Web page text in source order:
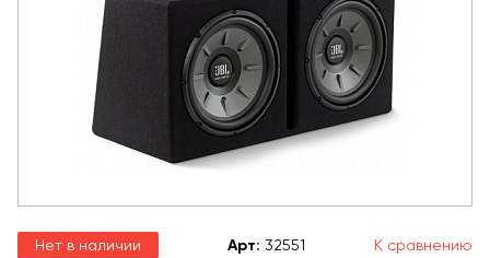
Нет в наличии Арт: 32551 К сравнению